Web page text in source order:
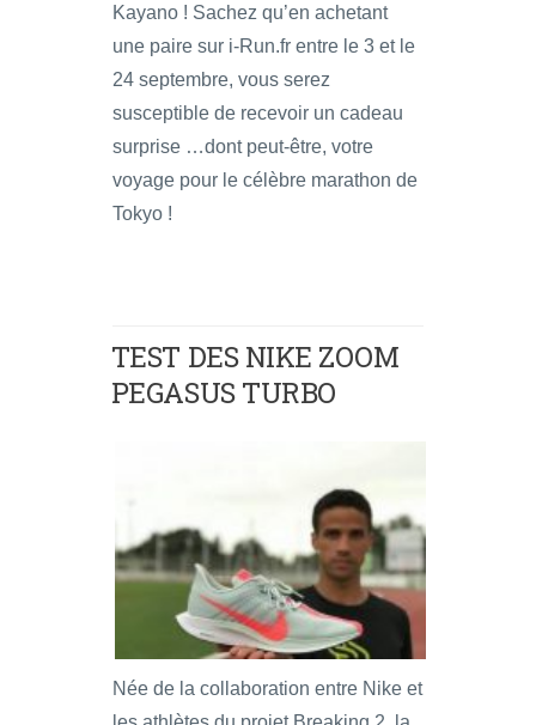
Kayano ! Sachez qu’en achetant
une paire sur i-Run.fr entre le 3 et le
24 septembre, vous serez
susceptible de recevoir un cadeau
surprise …dont peut-être, votre
voyage pour le célèbre marathon de
Tokyo !
TEST DES NIKE ZOOM
PEGASUS TURBO
Née de la collaboration entre Nike et